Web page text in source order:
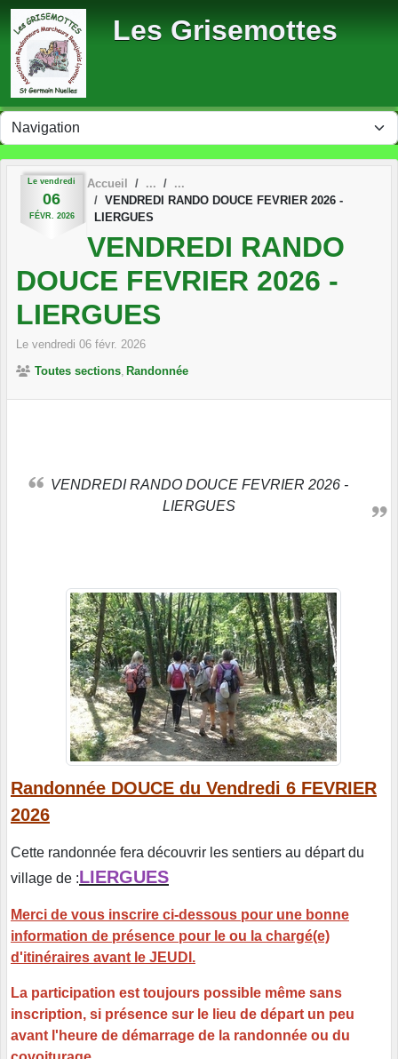
Les Grisemottes
Le vendredi
06
FÉVR. 2026
Accueil
VENDREDI RANDO DOUCE FEVRIER 2026 -
LIERGUES
VENDREDI RANDO
DOUCE FEVRIER 2026 -
LIERGUES
Le vendredi 06 févr. 2026
Toutes sections Randonnée
VENDREDI RANDO DOUCE FEVRIER 2026 -
LIERGUES
Randonnée DOUCE du Vendredi 6 FEVRIER
2026
Cette randonnée fera découvrir les sentiers au départ du
village de :LIERGUES
Merci de vous inscrire ci-dessous pour une bonne
information de présence pour le ou la chargé(e)
d'itinéraires avant le JEUDI.
La participation est toujours possible même sans
inscription, si présence sur le lieu de départ un peu
avant l'heure de démarrage de la randonnée ou du
Panneau de gestion des cookies